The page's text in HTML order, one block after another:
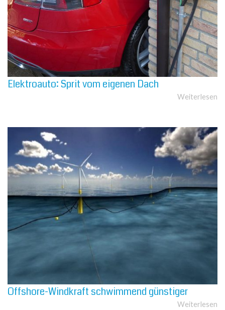
Elektroauto: Sprit vom eigenen Dach
Weiterlesen
Offshore-Windkraft schwimmend günstiger
Weiterlesen